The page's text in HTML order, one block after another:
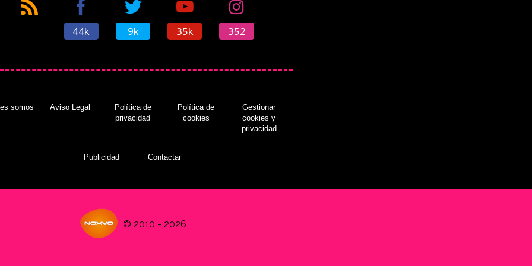
44k 9k 35k 352
somos Aviso Legal
Política de
privacidad
Política de
cookies
Gestionar
cookies y
privacidad
Publicidad Contactar
© 2010 - 2026